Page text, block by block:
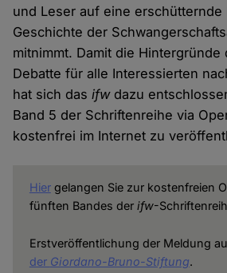
und Leser auf eine erschütternde
Geschichte der
mitnimmt. Damit die Hintergründe
Debatte für alle Interessierten
hat sich dasifwdazu
Band 5 der Schriftenreihe via
kostenfrei im Internet zu
Hiergelangen Sie zur kostenfreien
fünften Bandes der ifw-
Erstveröffentlichung der Meldung
der Giordano-Bruno-Stiftung.